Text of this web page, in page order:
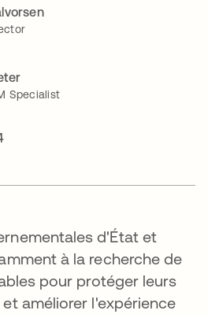
Specialist
d'État et
à la recherche de
pour protéger leurs
améliorer l'expérience